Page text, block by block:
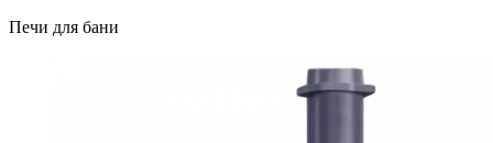
Печи для бани